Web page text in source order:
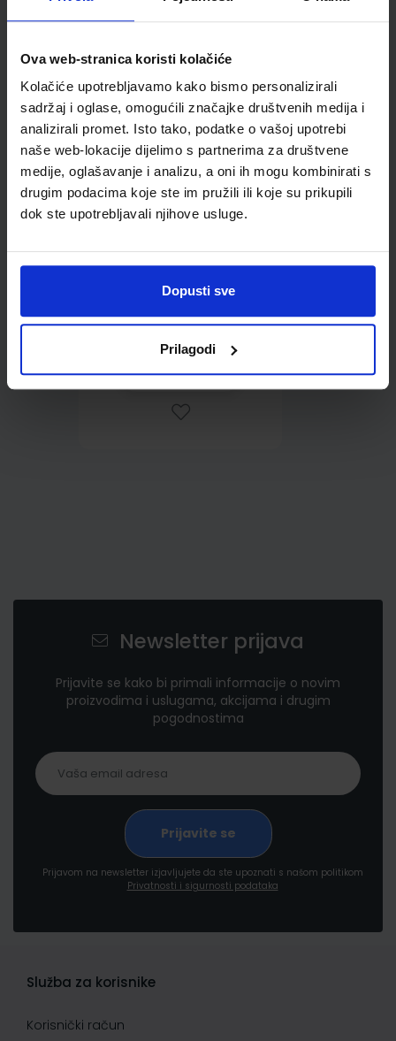
Ova web-stranica koristi kolačiće
Kolačiće upotrebljavamo kako bismo personalizirali
sadržaj i oglase, omogućili značajke društvenih medija i
analizirali promet. Isto tako, podatke o vašoj upotrebi
naše web-lokacije dijelimo s partnerima za društvene
medije, oglašavanje i analizu, a oni ih mogu kombinirati s
drugim podacima koje ste im pružili ili koje su prikupili
dok ste upotrebljavali njihove usluge.
Dopusti sve
Prilagodi
Omot PVC za školske
udžbenike; dimenzije
431x287; tip 177
0,85 €
Newsletter prijava
Prijavite se kako bi primali informacije o novim
proizvodima i uslugama, akcijama i drugim
pogodnostima
Prijavom na newsletter izjavljujete da ste upoznati s našom politikom
Privatnosti i sigurnosti podataka
Služba za korisnike
Korisnički račun